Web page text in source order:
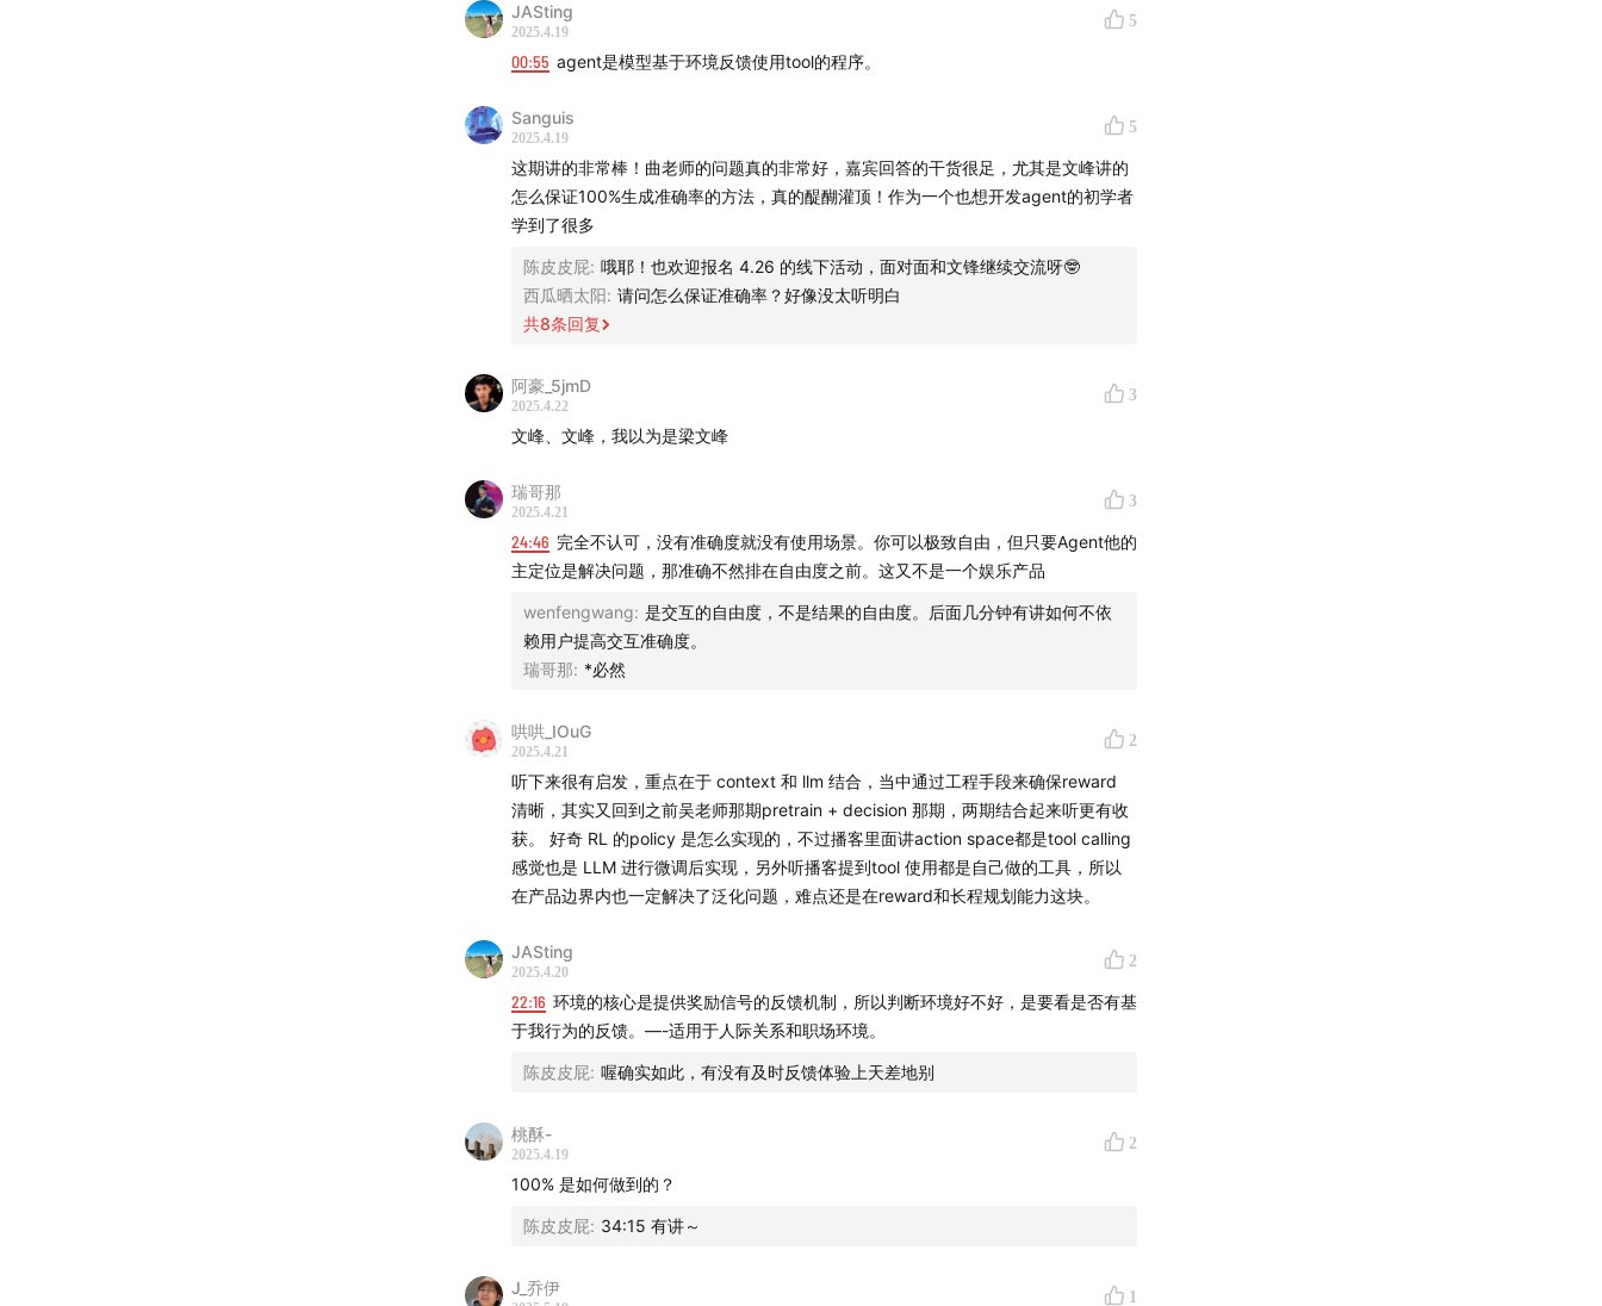
【The gang that made this happen】
制作人：陈皮、Celia
Bgm：Mondo Bongo - Joe Strummer & The Mescaleros
JASting
2025.4.19
5
00:55 agent是模型基于环境反馈使用tool的程序。
Sanguis
2025.4.19
5
这期讲的非常棒！曲老师的问题真的非常好，嘉宾回答的干货很足，尤其是文峰讲的
怎么保证100%生成准确率的方法，真的醍醐灌顶！作为一个也想开发agent的初学者
学到了很多
陈皮皮屁: 哦耶！也欢迎报名 4.26 的线下活动，面对面和文锋继续交流呀🤓
西瓜晒太阳: 请问怎么保证准确率？好像没太听明白
共8条回复
阿豪_5jmD
2025.4.22
3
文峰、文峰，我以为是梁文峰
瑞哥那
2025.4.21
3
24:46 完全不认可，没有准确度就没有使用场景。你可以极致自由，但只要Agent他的
主定位是解决问题，那准确不然排在自由度之前。这又不是一个娱乐产品
wenfengwang: 是交互的自由度，不是结果的自由度。后面几分钟有讲如何不依
赖用户提高交互准确度。
瑞哥那: *必然
哄哄_IOuG
2025.4.21
2
听下来很有启发，重点在于 context 和 llm 结合，当中通过工程手段来确保reward
清晰，其实又回到之前吴老师那期pretrain + decision 那期，两期结合起来听更有收
获。 好奇 RL 的policy 是怎么实现的，不过播客里面讲action space都是tool calling
感觉也是 LLM 进行微调后实现，另外听播客提到tool 使用都是自己做的工具，所以
在产品边界内也一定解决了泛化问题，难点还是在reward和长程规划能力这块。
JASting
2025.4.20
2
22:16 环境的核心是提供奖励信号的反馈机制，所以判断环境好不好，是要看是否有基
于我行为的反馈。—-适用于人际关系和职场环境。
陈皮皮屁: 喔确实如此，有没有及时反馈体验上天差地别
桃酥-
2025.4.19
2
100% 是如何做到的？
陈皮皮屁: 34:15 有讲～
J_乔伊 1